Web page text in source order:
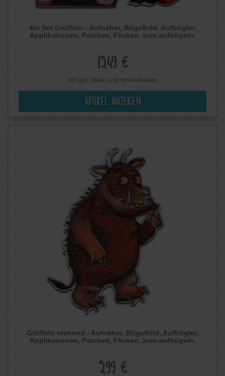
4er Set Grüffelo - Aufnäher, Bügelbild, Aufbügler,
Applikationen, Patches, Flicken, zum aufbügeln,
15,49 €
inkl. ges. MwSt. zzgl. Versandkosten
Artikel anzeigen
Grüffelo stehend - Aufnäher, Bügelbild, Aufbügler,
Applikationen, Patches, Flicken, zum aufbügeln,
5,99 €